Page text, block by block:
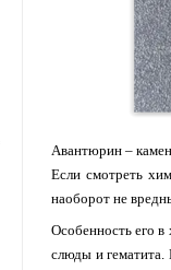
Авантюрин –
Если смотреть
наоборот не
Особенность его в
слюды и гематита.